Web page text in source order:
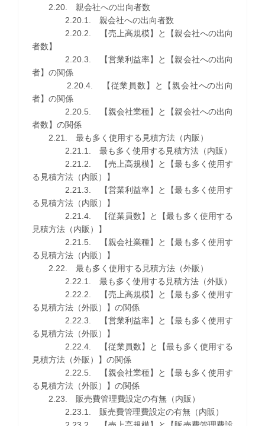
2.20. 親会社への出向者数
2.20.1. 親会社への出向者数
2.20.2. 【売上高規模】と【親会社への出向
者数】
2.20.3. 【営業利益率】と【親会社への出向
者】の関係
2.20.4. 【従業員数】と【親会社への出向
者】の関係
2.20.5. 【親会社業種】と【親会社への出向
者数】の関係
2.21. 最も多く使用する見積方法（内販）
2.21.1. 最も多く使用する見積方法（内販）
2.21.2. 【売上高規模】と【最も多く使用す
る見積方法（内販）】
2.21.3. 【営業利益率】と【最も多く使用す
る見積方法（内販）】
2.21.4. 【従業員数】と【最も多く使用する
見積方法（内販）】
2.21.5. 【親会社業種】と【最も多く使用す
る見積方法（内販）】
2.22. 最も多く使用する見積方法（外販）
2.22.1. 最も多く使用する見積方法（外販）
2.22.2. 【売上高規模】と【最も多く使用す
る見積方法（外販）】の関係
2.22.3. 【営業利益率】と【最も多く使用す
る見積方法（外販）】
2.22.4. 【従業員数】と【最も多く使用する
見積方法（外販）】の関係
2.22.5. 【親会社業種】と【最も多く使用す
る見積方法（外販）】の関係
2.23. 販売費管理費設定の有無（内販）
2.23.1. 販売費管理費設定の有無（内販）